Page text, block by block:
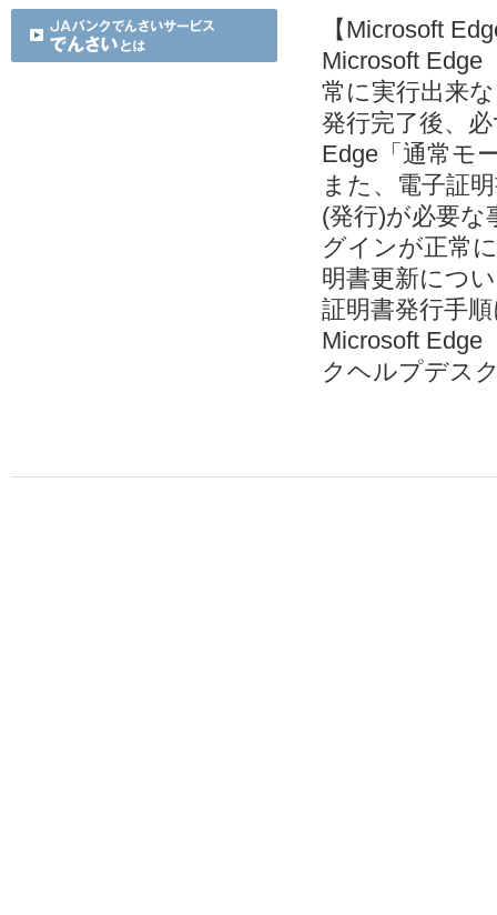
【Microsoft
Microsoft Edge
常に実行出来
発行完了後、
Edge「通常モ
また、電子証
(発行)が必要な
グインが正常
明書更新につ
証明書発行手
Microsoft Edge
クヘルプデス